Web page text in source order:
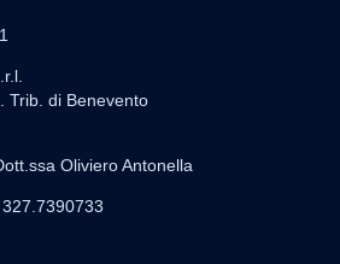
Trib. di Benevento
Oliviero Antonella